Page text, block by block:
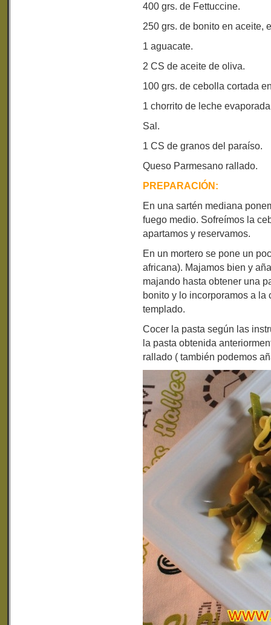
400 grs. de Fettuccine.
250 grs. de bonito en aceite,
1 aguacate.
2 CS de aceite de oliva.
100 grs. de cebolla cortada
1 chorrito de leche
Sal.
1 CS de granos del paraíso.
Queso Parmesano rallado.
PREPARACIÓN:
En una sartén mediana
fuego medio. Sofreímos la
apartamos y reservamos.
En un mortero se pone un
africana). Majamos bien y
majando hasta obtener una
bonito y lo incorporamos a la
templado.
Cocer la pasta según las
la pasta obtenida
rallado ( también podemos